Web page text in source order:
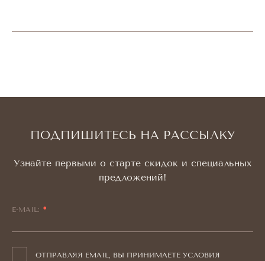
ПОДПИШИТЕСЬ НА РАССЫЛКУ
Узнайте первыми о старте скидок и специальных
предложений!
E-MAIL:
ОТПРАВЛЯЯ EMAIL, ВЫ ПРИНИМАЕТЕ УСЛОВИЯ